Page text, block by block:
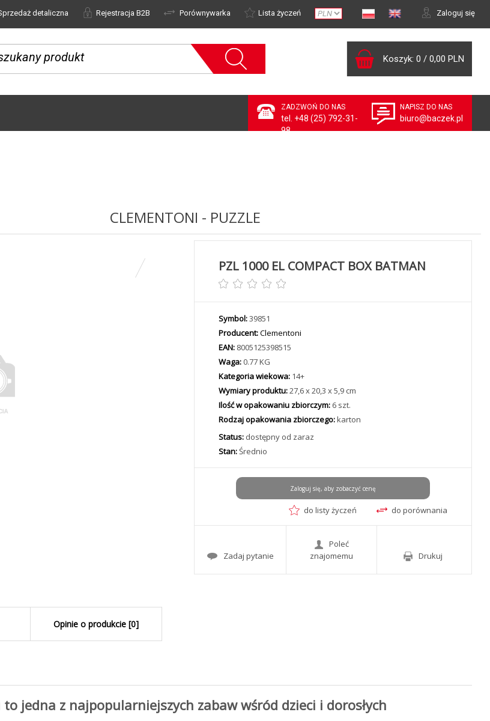
detaliczna Rejestracja B2B Porównywarka Lista życzeń Zaloguj się
Koszyk: 0 / 0,00 PLN
NAPISZ DO NAS
biuro@baczek.pl
ZADZWOŃ DO NAS
tel. +48 (25) 792-31-
98
CLEMENTONI - PUZZLE
PZL 1000 EL COMPACT BOX BATMAN
Symbol:39851
Producent:Clementoni
EAN: 8005125398515
Waga: 0.77 KG
Kategoria wiekowa: 14+
Wymiary produktu:27,6 x 20,3 x 5,9 cm
Ilość w opakowaniu zbiorczym: 6 szt.
Rodzaj opakowania zbiorczego:karton
Status: dostępny od zaraz
Stan:Średnio
Zaloguj się, aby zobaczyć cenę
do listy życzeń do porównania
Zadaj pytanie
Poleć
znajomemu
Drukuj
Opinie o produkcie [0]
to jedna z najpopularniejszych zabaw wśród dzieci i dorosłych